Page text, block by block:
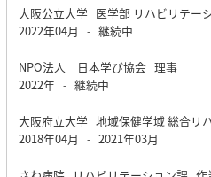
大阪公立大学 医学部 リハビリテー
2022年04月
- 継続中
NPO法人 日本学び協会 理事
2022年 - 継続中
大阪府立大学 地域保健学域 総合リ
2018年04月
- 2021年03月